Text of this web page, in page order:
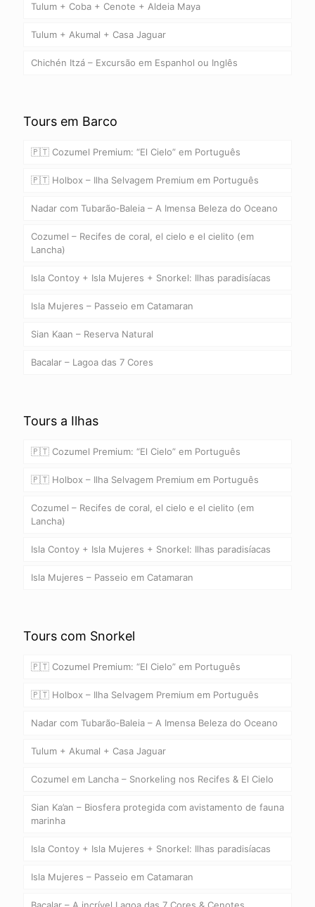
Tulum + Coba + Cenote + Aldeia Maya
Tulum + Akumal + Casa Jaguar
Chichén Itzá – Excursão em Espanhol ou Inglês
Tours em Barco
🇵🇹 Cozumel Premium: “El Cielo” em Português
🇵🇹 Holbox – Ilha Selvagem Premium em Português
Nadar com Tubarão‑Baleia – A Imensa Beleza do Oceano
Cozumel – Recifes de coral, el cielo e el cielito (em
Lancha)
Isla Contoy + Isla Mujeres + Snorkel: Ilhas paradisíacas
Isla Mujeres – Passeio em Catamaran
Sian Kaan – Reserva Natural
Bacalar – Lagoa das 7 Cores
Tours a Ilhas
🇵🇹 Cozumel Premium: “El Cielo” em Português
🇵🇹 Holbox – Ilha Selvagem Premium em Português
Cozumel – Recifes de coral, el cielo e el cielito (em
Lancha)
Isla Contoy + Isla Mujeres + Snorkel: Ilhas paradisíacas
Isla Mujeres – Passeio em Catamaran
Tours com Snorkel
🇵🇹 Cozumel Premium: “El Cielo” em Português
🇵🇹 Holbox – Ilha Selvagem Premium em Português
Nadar com Tubarão‑Baleia – A Imensa Beleza do Oceano
Tulum + Akumal + Casa Jaguar
Cozumel em Lancha – Snorkeling nos Recifes & El Cielo
Sian Ka’an – Biosfera protegida com avistamento de fauna
marinha
Isla Contoy + Isla Mujeres + Snorkel: Ilhas paradisíacas
Isla Mujeres – Passeio em Catamaran